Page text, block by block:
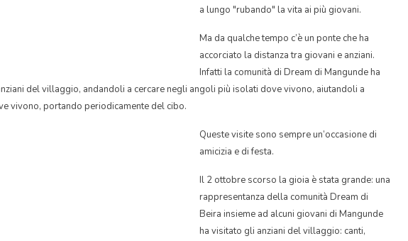
a lungo "rubando" la vita ai più giovani.
Ma da qualche tempo c’è un ponte che ha
accorciato la distanza tra giovani e anziani.
Infatti la comunità di Dream di Mangunde ha
del villaggio, andandoli a cercare negli angoli più isolati dove vivono, aiutandoli a
vivono, portando periodicamente del cibo.
Queste visite sono sempre un’occasione di
amicizia e di festa.
Il 2 ottobre scorso la gioia è stata grande: una
rappresentanza della comunità Dream di
Beira insieme ad alcuni giovani di Mangunde
ha visitato gli anziani del villaggio: canti,